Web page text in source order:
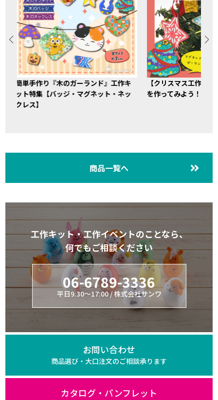
簡単手作り『木のガーランド』工作キ
ット特集【バッジ・マグネット・ネッ
クレス】
【クリスマス工作キ
を作ってみよう！
商品一覧へ
工作キット・工作イベントのことなら、
何でもご相談ください
06-6789-3336
平日9:30～17:00 / 株式会社サンワ
お問い合わせ
商品選び・大口注文のご相談承ります
カタログ・パンフレット